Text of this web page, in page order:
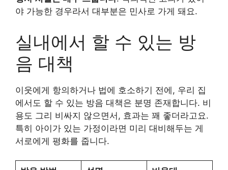
야 가능한 경우라서 대부분은 민사로 가게 돼요.
실내에서 할 수 있는 방
음 대책
이웃에게 항의하거나 법에 호소하기 전에, 우리 집
에서도 할 수 있는 방음 대책은 분명 존재합니다. 비
용도 그리 비싸지 않으면서, 효과는 꽤 좋더라고요.
특히 아이가 있는 가정이라면 미리 대비해두는 게
서로에게 평화를 줍니다.